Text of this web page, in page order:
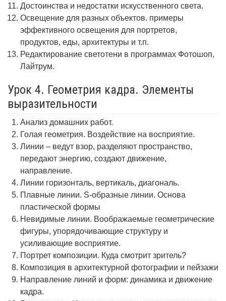
Достоинства и недостатки искусственного света.
Освещение для разных объектов. примеры
эффективного освещения для портретов,
продуктов, еды, архитектуры и т.п.
Редактирование светотени в программах Фотошоп,
Лайтрум.
Урок 4. Геометрия кадра. Элементы
выразительности
Анализ домашних работ.
Голая геометрия. Воздействие на восприятие.
Линии – ведут взор, разделяют пространство,
передают энергию, создают движение,
направление.
Линии горизонталь, вертикаль, диагональ.
Плавные линии. S-образные линии. Основа
пластической формы
Невидимые линии. Воображаемые геометрические
фигуры, упорядочивающие структуру и
усиливающие восприятие.
Портрет композиции. Куда смотрит зритель?
Композиция в архитектурной фотографии и пейзажи
Направление линий и форм: динамика и движение
кадра.